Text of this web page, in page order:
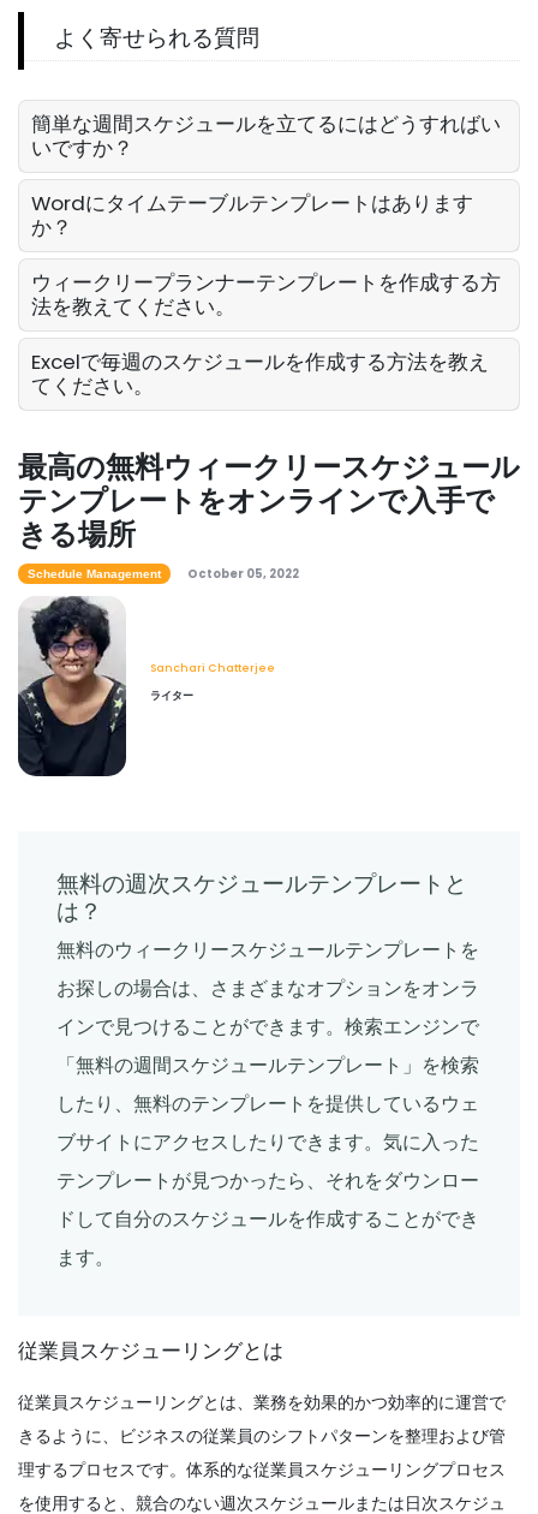
時間追跡が生産性を向上させる方法
Scheduling
作業スケジュール作成
Good Restaurant Business
Scheduling
ン
Scheduling
完璧な従業員の作業スケジュール
従業員作業スケジュールを作成するための
6つの簡単なステップ
Scheduling
あなたの従業員のスケジュール
Michelle Jaco Oct 12, 2020
異なる形式のスケジュール作成者
Michelle Jaco Oct 12, 2020
Excel で毎日のスケジュールテンプレート
のスケジュールを作成しても、プロセスに
飽きている
Michelle Jaco Oct 12, 2020
起業家向けの最高の時間管理アプリ：これ
らのアプリで一日を合理化
週間スケジュールテンプレート Excel-
Excel で週間スケジュールを作成する
Sanchari Chatterjee
イド
Sanchari Chatterjee Apr 21, 2022
Time Management Software
み
Sanchari Chatterjee Apr 12, 2022
Employee Scheduling
Sanchari Chatterjee Mar 31, 2022
Employee Scheduling
レイアウトされた毎週のスケジュールであ
なたの生活を楽にする10のアプリ
スタッフライター Mar 22, 2022
よく寄せられる質問
簡単な週間スケジュールを立てるにはどうすればい
いですか？
Wordにタイムテーブルテンプレートはあります
か？
ウィークリープランナーテンプレートを作成する方
法を教えてください。
Excelで毎週のスケジュールを作成する方法を教え
てください。
最高の無料ウィークリースケジュール
テンプレートをオンラインで入手で
きる場所
Schedule Management October 05, 2022
Sanchari Chatterjee
ライター
無料の週次スケジュールテンプレートと
は？
無料のウィークリースケジュールテンプレートを
お探しの場合は、さまざまなオプションをオンラ
インで見つけることができます。検索エンジンで
「無料の週間スケジュールテンプレート」を検索
したり、無料のテンプレートを提供しているウェ
ブサイトにアクセスしたりできます。気に入った
テンプレートが見つかったら、それをダウンロー
ドして自分のスケジュールを作成することができ
ます。
従業員スケジューリングとは
従業員スケジューリングとは、業務を効果的かつ効率的に運営で
きるように、ビジネスの従業員のシフトパターンを整理および管
理するプロセスです。体系的な従業員スケジューリングプロセス
を使用すると、競合のない週次スケジュールまたは日次スケジュ